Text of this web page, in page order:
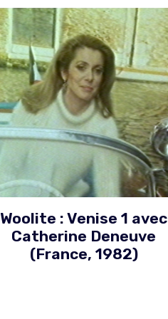
Woolite : Venise 1 avec
Catherine Deneuve
(France, 1982)